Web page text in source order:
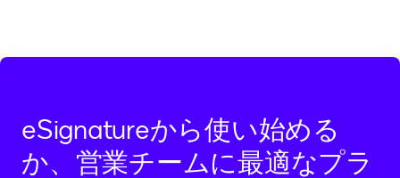
eSignatureから使い始める
か、営業チームに最適なプラ